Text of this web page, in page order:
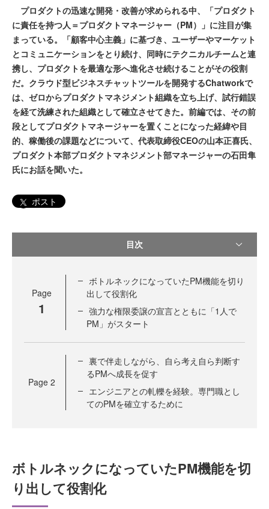
プロダクトの迅速な開発・改善が求められる中、「プロダクト
に責任を持つ人＝プロダクトマネージャー（PM）」に注目が集
まっている。「顧客中心主義」に基づき、ユーザーやマーケット
とコミュニケーションをとり続け、同時にテクニカルチームと連
携し、プロダクトを最適な形へ進化させ続けることがその役割
だ。クラウド型ビジネスチャットツールを開発するChatworkで
は、ゼロからプロダクトマネジメント組織を立ち上げ、試行錯誤
を経て洗練された組織として確立させてきた。前編では、その前
段としてプロダクトマネージャーを置くことになった経緯や目
的、稼働後の課題などについて、代表取締役CEOの山本正喜氏、
プロダクト本部プロダクトマネジメント部マネージャーの石田隼
氏にお話を聞いた。
ポスト
目次
Page
1
ボトルネックになっていたPM機能を切り
出して役割化
強力な権限委譲の宣言とともに「1人で
PM」がスタート
Page 2
裏で伴走しながら、自ら考え自ら判断す
るPMへ成長を促す
エンジニアとの軋轢を経験。専門職とし
てのPMを確立するために
ボトルネックになっていたPM機能を切
り出して役割化